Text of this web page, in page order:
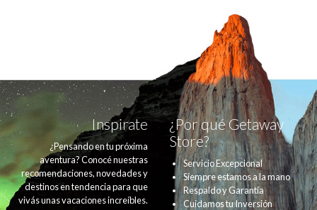
Inspirate
¿Pensando en tu próxima
aventura? Conocé nuestras
recomendaciones, novedades y
destinos en tendencia para que
vivás unas vacaciones increíbles.
¿Por qué Getaway
Store?
Servicio Excepcional
Siempre estamos a la mano
Respaldo y Garantía
Cuidamos tu Inversión